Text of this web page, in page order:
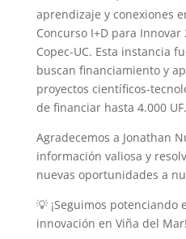
aprendizaje y conexiones
Concurso I+D para Innovar
Copec-UC. Esta instancia
buscan financiamiento y
proyectos científicos-
de financiar hasta 4.000 UF.
Agradecemos a Jonathan
información valiosa y
nuevas oportunidades a
💡 ¡Seguimos potenciando
innovación en Viña del Mar!